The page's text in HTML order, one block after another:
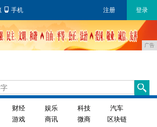
手机 注册 登录
广告
财经 娱乐 科技
汽车
游戏 商讯 微商
区块链